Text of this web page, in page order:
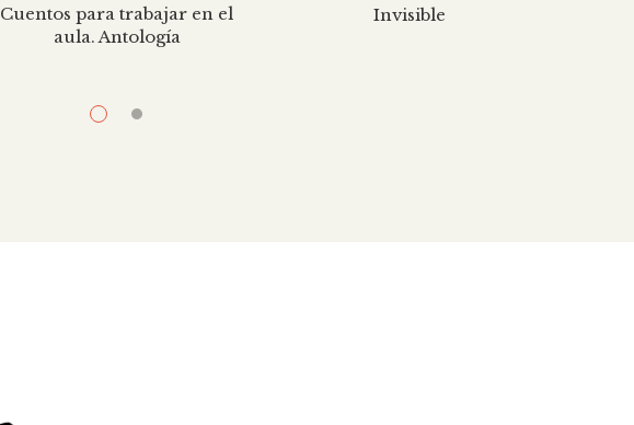
Cuentos para trabajar en el
aula. Antología
Invisible